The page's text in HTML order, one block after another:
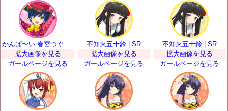
拡大画像を見る
ガールページを見る
不知火五十鈴 | SR
拡大画像を見る
ガールページを見る
不知火五十鈴 | SR
拡大画像を見る
ガールページを見る